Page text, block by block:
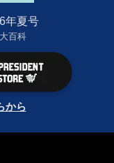
年夏号
百科
から